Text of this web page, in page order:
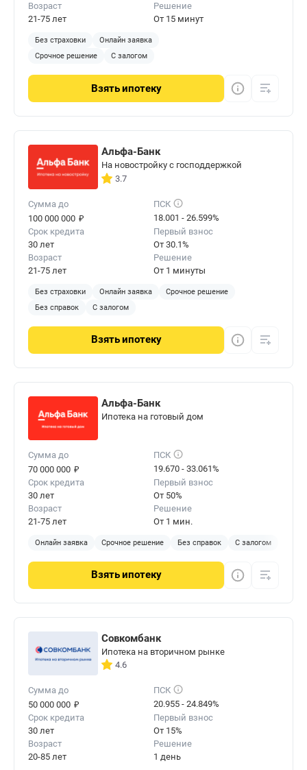
Возраст
21-75 лет
Решение
От 15 минут
Без страховки
Онлайн заявка
Срочное решение
С залогом
Взятьипотеку
Альфа-Банк
На новостройку с господдержкой
3.7
Сумма до
100 000 000 ₽
ПСК
18.001 - 26.599%
Срок кредита
30 лет
Первый взнос
От 30.1%
Возраст
21-75 лет
Решение
От 1 минуты
Без страховки Онлайн заявка
Срочное решение
Без справок
С залогом
Взятьипотеку
Альфа-Банк
Ипотека на готовый дом
Сумма до
70 000 000 ₽
ПСК
19.670 - 33.061%
Срок кредита
30 лет
Первый взнос
От 50%
Возраст
21-75 лет
Решение
От 1 мин.
Онлайн заявка Срочное решение Без справок С залогом
Взятьипотеку
Совкомбанк
Ипотека на вторичном рынке
4.6
Сумма до
50 000 000 ₽
ПСК
20.955 - 24.849%
Срок кредита
30 лет
Первый взнос
От 15%
Возраст
20-85 лет
Решение
1 день